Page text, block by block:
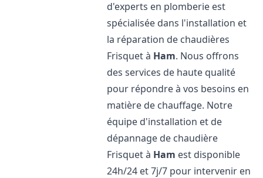
d'experts en plomberie est
spécialisée dans l'installation et
la réparation de chaudières
Frisquet à Ham. Nous offrons
des services de haute qualité
pour répondre à vos besoins en
matière de chauffage. Notre
équipe d'installation et de
dépannage de chaudière
Frisquet à Ham est disponible
24h/24 et 7j/7 pour intervenir en